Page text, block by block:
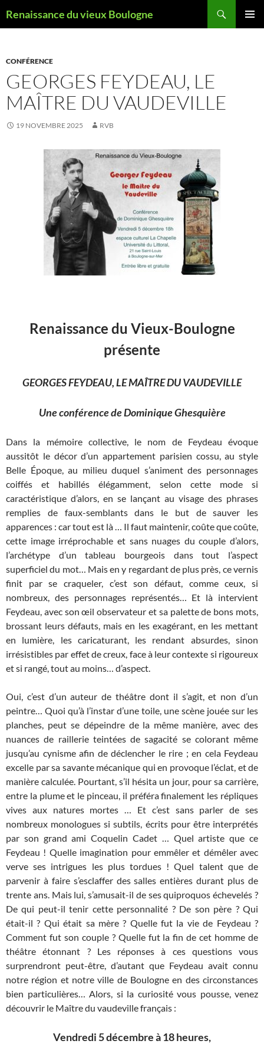
auRenaissance du vieux Boulogne
CONFÉRENCE
GEORGES FEYDEAU, LE
MAÎTRE DU VAUDEVILLE
19 NOVEMBRE 2025 RVB
Renaissance du Vieux-Boulogne
présente
GEORGES FEYDEAU, LE MAÎTRE DU VAUDEVILLE
Une conférence de Dominique Ghesquière
Dans la mémoire collective, le nom de Feydeau évoque
aussitôt le décor d’un appartement parisien cossu, au style
Belle Époque, au milieu duquel s’animent des personnages
coiffés et habillés élégamment, selon cette mode si
caractéristique d’alors, en se lançant au visage des phrases
remplies de faux-semblants dans le but de sauver les
apparences : car tout est là … Il faut maintenir, coûte que coûte,
cette image irréprochable et sans nuages du couple d’alors,
l’archétype d’un tableau bourgeois dans tout l’aspect
superficiel du mot… Mais en y regardant de plus près, ce vernis
finit par se craqueler, c’est son défaut, comme ceux, si
nombreux, des personnages représentés… Et là intervient
Feydeau, avec son œil observateur et sa palette de bons mots,
brossant leurs défauts, mais en les exagérant, en les mettant
en lumière, les caricaturant, les rendant absurdes, sinon
irrésistibles par effet de creux, face à leur contexte si rigoureux
et si rangé, tout au moins… d’aspect.
Oui, c’est d’un auteur de théâtre dont il s’agit, et non d’un
peintre… Quoi qu’à l’instar d’une toile, une scène jouée sur les
planches, peut se dépeindre de la même manière, avec des
nuances de raillerie teintées de sagacité se colorant même
jusqu’au cynisme afin de déclencher le rire ; en cela Feydeau
excelle par sa savante mécanique qui en provoque l’éclat, et de
manière calculée. Pourtant, s’il hésita un jour, pour sa carrière,
entre la plume et le pinceau, il préféra finalement les répliques
vives aux natures mortes … Et c’est sans parler de ses
nombreux monologues si subtils, écrits pour être interprétés
par son grand ami Coquelin Cadet … Quel artiste que ce
Feydeau ! Quelle imagination pour emmêler et démêler avec
verve ses intrigues les plus tordues ! Quel talent que de
parvenir à faire s’esclaffer des salles entières durant plus de
trente ans. Mais lui, s’amusait-il de ses quiproquos échevelés ?
De qui peut-il tenir cette personnalité ? De son père ? Qui
était-il ? Qui était sa mère ? Quelle fut la vie de Feydeau ?
Comment fut son couple ? Quelle fut la fin de cet homme de
théâtre étonnant ? Les réponses à ces questions vous
surprendront peut-être, d’autant que Feydeau avait connu
notre région et notre ville de Boulogne en des circonstances
bien particulières… Alors, si la curiosité vous pousse, venez
découvrir le Maître du vaudeville français :
Vendredi 5 décembre à 18 heures,